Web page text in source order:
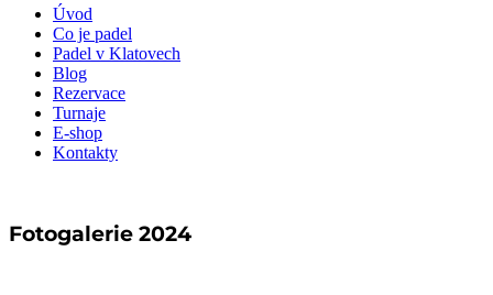
Úvod
Co je padel
Padel v Klatovech
Blog
Rezervace
Turnaje
E-shop
Kontakty
Fotogalerie 2024